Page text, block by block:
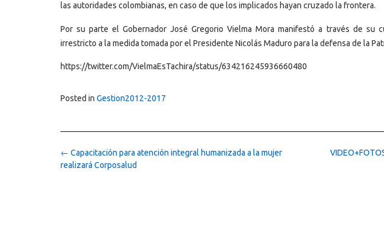
las autoridades colombianas, en caso de que los implicados hayan cruzado la frontera.
Por su parte el Gobernador José Gregorio Vielma Mora manifestó a través de su
irrestricto a la medida tomada por el Presidente Nicolás Maduro para la defensa de la
https://twitter.com/VielmaEsTachira/status/634216245936660480
Posted in Gestion2012-2017
Post
navigation
← Capacitación para atención integral humanizada a la mujer
realizará Corposalud